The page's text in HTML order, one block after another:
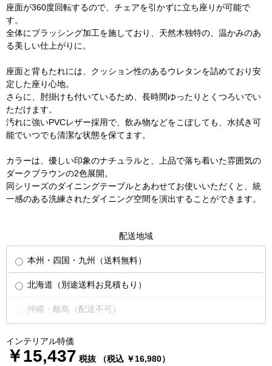
座面が360度回転するので、チェアを引かずに立ち座りが可能で
す。
全体にブラッシング加工を施しており、天然木独特の、温かみのあ
る美しい仕上がりに。
座面と背もたれには、クッション性のあるウレタンを詰めており安
定した座り心地。
さらに、肘掛けも付いているため、長時間ゆったりとくつろいでい
ただけます。
汚れに強いPVCレザー採用で、飲み物などをこぼしても、水拭き可
能でいつでも清潔な状態を保てます。
カラーは、優しい印象のナチュラルと、上品で落ち着いた雰囲気の
ダークブラウンの2色展開。
同シリーズのダイニングテーブルとあわせてお使いいただくと、統
一感のある洗練されたダイニング空間を演出することができます。
配送地域
本州・四国・九州（送料無料）
北海道（別途送料お見積もり）
沖縄・離島（配送不可）
インテリアル特価
￥15,437 税抜 （税込 ￥16,980）